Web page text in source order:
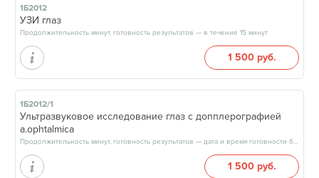
1Б2012
УЗИ глаз
Продолжительность минут, готовность результатов — в течение 15 минут
1 500 руб.
1Б2012/1
Ультразвуковое исследование глаз с допплерографией
a.оphtalmica
Продолжительность минут, готовность результатов — дата и время готовности будут сообщены врачом в день приёма
1 500 руб.